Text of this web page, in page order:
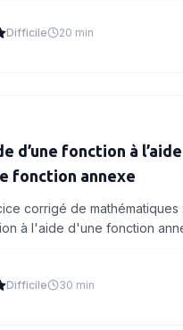
Difficile 20 min
d’une fonction à l’aide
fonction annexe
corrigé de mathématiques
à l'aide d'une fonction
Difficile 30 min